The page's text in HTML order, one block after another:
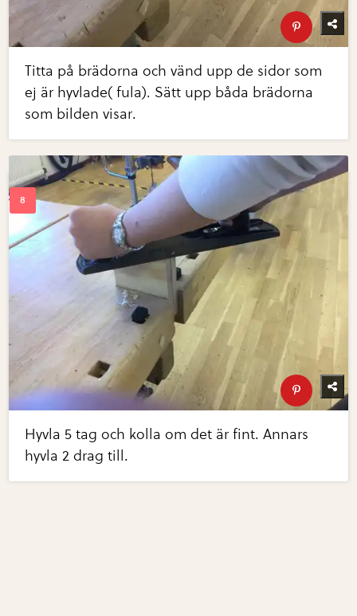
Titta på brädorna och vänd upp de sidor som
ej är hyvlade( fula). Sätt upp båda brädorna
som bilden visar.
Hyvla 5 tag och kolla om det är fint. Annars
hyvla 2 drag till.